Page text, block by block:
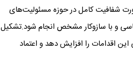
شفافیت کامل در حوزه مسئولیت‌های
و با سازوکار مشخص انجام شود.تشکیل
اقدامات را افزایش دهد و اعتماد